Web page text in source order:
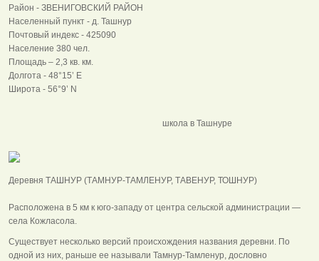
Район - ЗВЕНИГОВСКИЙ РАЙОН
Населенный пункт - д. Ташнур
Почтовый индекс - 425090
Население 380 чел.
Площадь – 2,3 кв. км.
Долгота - 48°15’ E
Широта - 56°9’ N
школа в Ташнуре
Деревня ТАШНУР (ТАМНУР-ТАМЛЕНУР, ТАВЕНУР, ТОШНУР)
Расположена в 5 км к юго-западу от центра сельской администрации —
села Кожласола.
Существует несколько версий происхождения названия деревни. По
одной из них, раньше ее называли Тамнур-Тамленур, дословно